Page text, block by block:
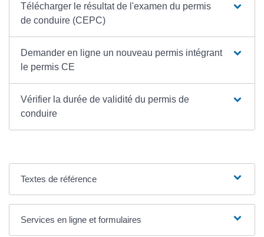
Télécharger le résultat de l'examen du permis
de conduire (CEPC)
Demander en ligne un nouveau permis intégrant
le permis CE
Vérifier la durée de validité du permis de
conduire
Textes de référence
Services en ligne et formulaires